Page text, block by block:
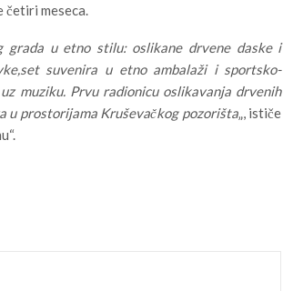
četiri meseca.
grada u etno stilu: oslikane drvene daske i
suvenira u etno ambalaži i sportsko-
muziku. Prvu radionicu oslikavanja drvenih
u prostorijama Kruševačkog pozorišta„, ističe